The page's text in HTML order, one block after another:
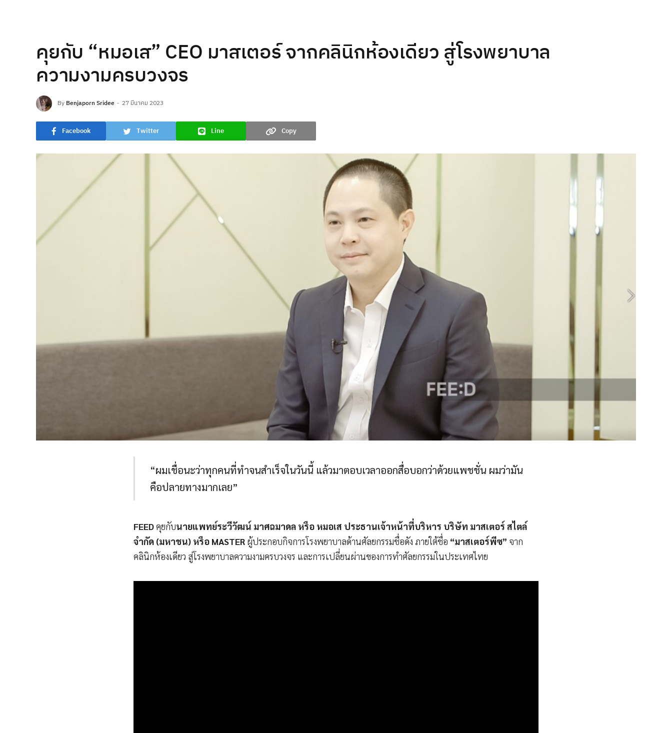
คุยกับ “หมอเส” CEO มาสเตอร์ จากคลินิกห้องเดียว สู่โรงพยาบาล
ความงามครบวงจร
By Benjaporn Sridee 27 มีนาคม 2023
Facebook Twitter Line Copy
“ผมเชื่อนะว่าทุกคนที่ทำจนสำเร็จในวันนี้ แล้วมาตอบเวลาออกสื่อบอกว่าด้วยแพชชั่น ผมว่ามัน
คือปลายทางมากเลย”
FEEDคุยกับนายแพทย์ระวีวัฒน์ มาศฉมาดล หรือ หมอเส ประธานเจ้าหน้าที่บริหาร บริษัท มาสเตอร์ สไตล์
จำกัด (มหาชน) หรือ MASTER ผู้ประกอบกิจการโรงพยาบาลด้านศัลยกรรมชื่อดัง ภายใต้ชื่อ “มาสเตอร์พีซ” จาก
คลินิกห้องเดียว สู่โรงพยาบาลความงามครบวงจร และการเปลี่ยนผ่านของการทำศัลยกรรมในประเทศไทย